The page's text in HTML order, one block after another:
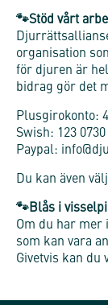
🐾Stöd vårt
organisation
för djuren är
bidrag gör det
Plusgirokonto:
Swish: 123 0730
Paypal:
Du kan även
🐾Blås i
Om du har mer
som kan vara
Givetvis kan du